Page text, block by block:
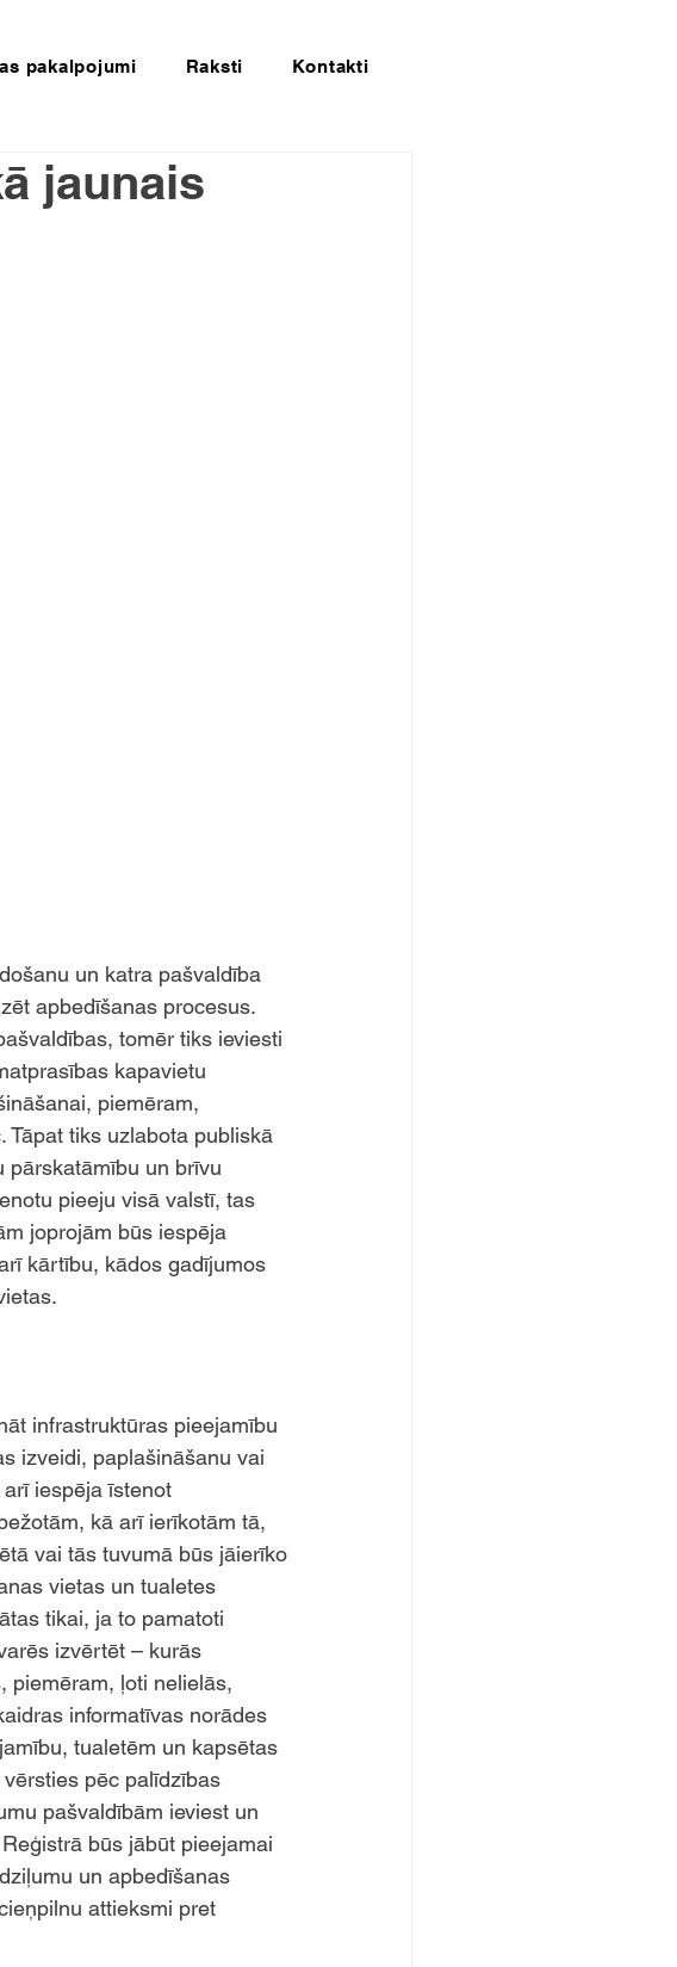
pakalpojumi Raksti Kontakti
jaunais
un katra pašvaldība
apbedīšanas procesus.
tomēr tiks ieviesti
kapavietu
piemēram,
tiks uzlabota publiskā
pārskatāmību un brīvu
pieeju visā valstī, tas
joprojām būs iespēja
kārtību, kādos gadījumos
infrastruktūras pieejamību
izveidi, paplašināšanu vai
iespēja īstenot
kā arī ierīkotām tā,
vai tās tuvumā būs jāierīko
vietas un tualetes
tikai, ja to pamatoti
izvērtēt – kurās
piemēram, ļoti nelielās,
informatīvas norādes
tualetēm un kapsētas
pēc palīdzības
pašvaldībām ieviest un
būs jābūt pieejamai
un apbedīšanas
attieksmi pret